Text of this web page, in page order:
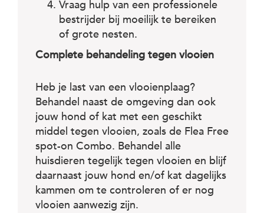
Vraag hulp van een professionele
bestrijder bij moeilijk te bereiken
of grote nesten.
Complete behandeling tegen vlooien
Heb je last van een vlooienplaag?
Behandel naast de omgeving dan ook
jouw hond of kat met een geschikt
middel tegen vlooien, zoals de Flea Free
spot-on Combo. Behandel alle
huisdieren tegelijk tegen vlooien en blijf
daarnaast jouw hond en/of kat dagelijks
kammen om te controleren of er nog
vlooien aanwezig zijn.